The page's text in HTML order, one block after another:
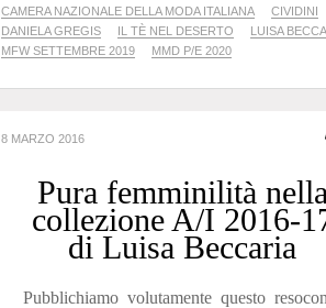
CAMERA NAZIONALE DELLA MODA ITALIANA
CIVIDINI
DANIELA GREGIS
IL TÈ NEL DESERTO
LUISA
MFW SETTEMBRE 2019
MMD P/E 2020
8 MARZO 2016
Pura femminilità nella
collezione A/I 2016-
di Luisa Beccaria
Pubblichiamo volutamente questo